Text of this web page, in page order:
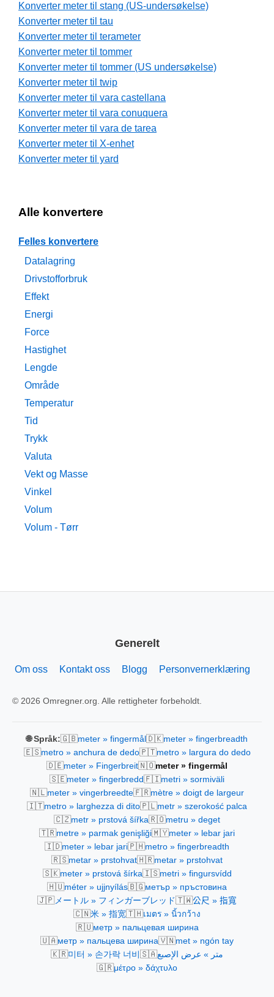
Konverter meter til stang (US-undersøkelse)
Konverter meter til tau
Konverter meter til terameter
Konverter meter til tommer
Konverter meter til tommer (US undersøkelse)
Konverter meter til twip
Konverter meter til vara castellana
Konverter meter til vara conuquera
Konverter meter til vara de tarea
Konverter meter til X-enhet
Konverter meter til yard
Alle konvertere
Felles konvertere
Datalagring
Drivstofforbruk
Effekt
Energi
Force
Hastighet
Lengde
Område
Temperatur
Tid
Trykk
Valuta
Vekt og Masse
Vinkel
Volum
Volum - Tørr
Generelt
Om oss Kontakt oss Blogg Personvernerklæring
© 2026 Omregner.org. Alle rettigheter forbeholdt.
🌐 Språk:🇬🇧meter » fingermål 🇩🇰meter » fingerbreadth
🇪🇸metro » anchura de dedo🇵🇹metro » largura do dedo
🇩🇪meter » Fingerbreit🇳🇴meter » fingermål
🇸🇪meter » fingerbredd🇫🇮metri » sormiväli
🇳🇱meter » vingerbreedte🇫🇷mètre » doigt de largeur
🇮🇹metro » larghezza di dito🇵🇱metr » szerokość palca
🇨🇿metr » prstová šířka🇷🇴metru » deget
🇹🇷metre » parmak genişliği🇲🇾meter » lebar jari
🇮🇩meter » lebar jari🇵🇭metro » fingerbreadth
🇷🇸metar » prstohvat🇭🇷metar » prstohvat
🇸🇰meter » prstová šírka🇮🇸metri » fingursvídd
🇭🇺méter » ujjnyílás🇧🇬метър » пръстовина
🇯🇵メートル » フィンガーブレッド🇹🇼公尺 » 指寬
🇨🇳米 » 指宽🇹🇭เมตร » นิ้วกว้าง
🇷🇺метр » пальцевая ширина
🇺🇦метр » пальцева ширина🇻🇳met » ngón tay
🇰🇷미터 » 손가락 너비 🇸🇦متر » عرض الإصبع
🇬🇷μέτρο » δάχτυλο